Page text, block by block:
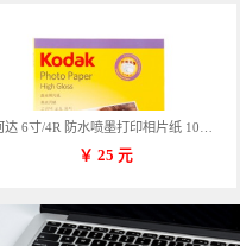
￥ 25元